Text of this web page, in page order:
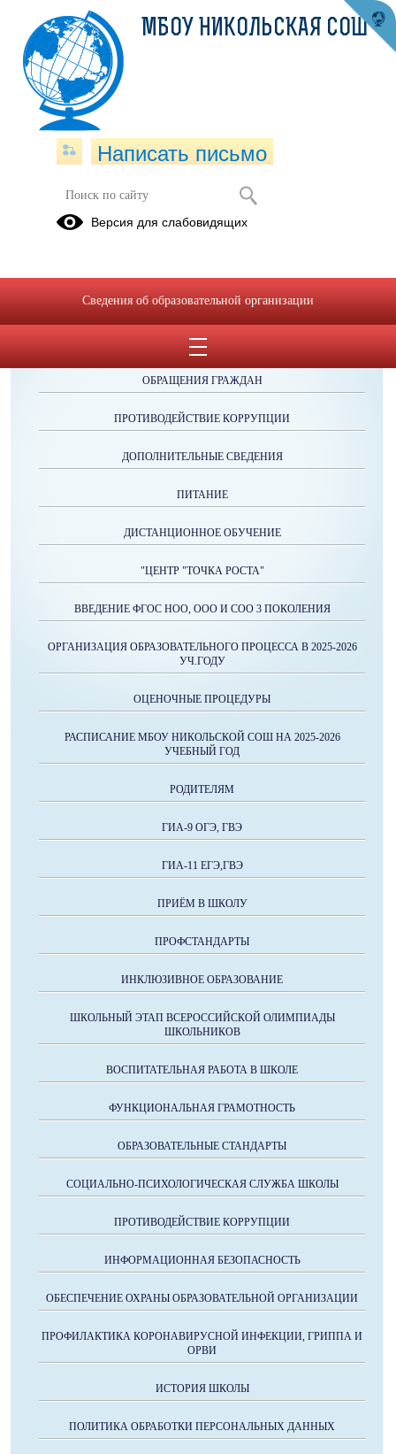
Трудоустройство выпускников
ОБРАЩЕНИЯ ГРАЖДАН
ПРОТИВОДЕЙСТВИЕ КОРРУПЦИИ
ДОПОЛНИТЕЛЬНЫЕ СВЕДЕНИЯ
ПИТАНИЕ
ДИСТАНЦИОННОЕ ОБУЧЕНИЕ
"ЦЕНТР "ТОЧКА РОСТА"
ВВЕДЕНИЕ ФГОС НОО, ООО И СОО 3 ПОКОЛЕНИЯ
ОРГАНИЗАЦИЯ ОБРАЗОВАТЕЛЬНОГО ПРОЦЕССА В 2025-2026
УЧ.ГОДУ
ОЦЕНОЧНЫЕ ПРОЦЕДУРЫ
РАСПИСАНИЕ МБОУ НИКОЛЬСКОЙ СОШ НА 2025-2026
УЧЕБНЫЙ ГОД
РОДИТЕЛЯМ
ГИА-9 ОГЭ, ГВЭ
ГИА-11 ЕГЭ,ГВЭ
ПРИЁМ В ШКОЛУ
ПРОФСТАНДАРТЫ
ИНКЛЮЗИВНОЕ ОБРАЗОВАНИЕ
ШКОЛЬНЫЙ ЭТАП ВСЕРОССИЙСКОЙ ОЛИМПИАДЫ
ШКОЛЬНИКОВ
ВОСПИТАТЕЛЬНАЯ РАБОТА В ШКОЛЕ
ФУНКЦИОНАЛЬНАЯ ГРАМОТНОСТЬ
ОБРАЗОВАТЕЛЬНЫЕ СТАНДАРТЫ
СОЦИАЛЬНО-ПСИХОЛОГИЧЕСКАЯ СЛУЖБА ШКОЛЫ
ПРОТИВОДЕЙСТВИЕ КОРРУПЦИИ
ИНФОРМАЦИОННАЯ БЕЗОПАСНОСТЬ
ОБЕСПЕЧЕНИЕ ОХРАНЫ ОБРАЗОВАТЕЛЬНОЙ ОРГАНИЗАЦИИ
ПРОФИЛАКТИКА КОРОНАВИРУСНОЙ ИНФЕКЦИИ, ГРИППА И
ОРВИ
ИСТОРИЯ ШКОЛЫ
ПОЛИТИКА ОБРАБОТКИ ПЕРСОНАЛЬНЫХ ДАННЫХ
МБОУ НИКОЛЬСКАЯ СОШ
Написать письмо
Версия для слабовидящих
Сведения об образовательной организации